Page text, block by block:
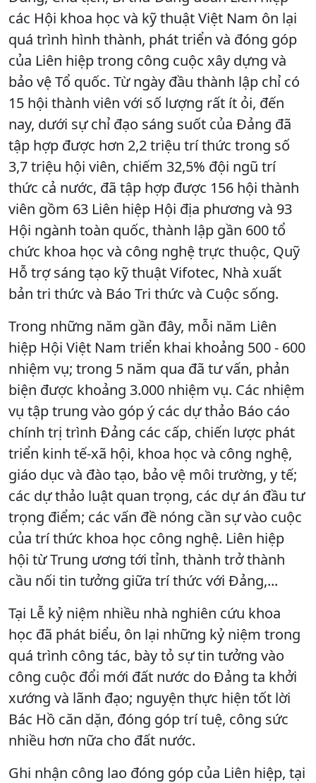
các Hội khoa học và kỹ thuật Việt Nam ôn lại
quá trình hình thành, phát triển và đóng góp
của Liên hiệp trong công cuộc xây dựng và
bảo vệ Tổ quốc. Từ ngày đầu thành lập chỉ có
15 hội thành viên với số lượng rất ít ỏi, đến
nay, dưới sự chỉ đạo sáng suốt của Đảng đã
tập hợp được hơn 2,2 triệu trí thức trong số
3,7 triệu hội viên, chiếm 32,5% đội ngũ trí
thức cả nước, đã tập hợp được 156 hội thành
viên gồm 63 Liên hiệp Hội địa phương và 93
Hội ngành toàn quốc, thành lập gần 600 tổ
chức khoa học và công nghệ trực thuộc, Quỹ
Hỗ trợ sáng tạo kỹ thuật Vifotec, Nhà xuất
bản tri thức và Báo Tri thức và Cuộc sống.
Trong những năm gần đây, mỗi năm Liên
hiệp Hội Việt Nam triển khai khoảng 500 - 600
nhiệm vụ; trong 5 năm qua đã tư vấn, phản
biện được khoảng 3.000 nhiệm vụ. Các nhiệm
vụ tập trung vào góp ý các dự thảo Báo cáo
chính trị trình Đảng các cấp, chiến lược phát
triển kinh tế-xã hội, khoa học và công nghệ,
giáo dục và đào tạo, bảo vệ môi trường, y tế;
các dự thảo luật quan trọng, các dự án đầu tư
trọng điểm; các vấn đề nóng cần sự vào cuộc
của trí thức khoa học công nghệ. Liên hiệp
hội từ Trung ương tới tỉnh, thành trở thành
cầu nối tin tưởng giữa trí thức với Đảng,...
Tại Lễ kỷ niệm nhiều nhà nghiên cứu khoa
học đã phát biểu, ôn lại những kỷ niệm trong
quá trình công tác, bày tỏ sự tin tưởng vào
công cuộc đổi mới đất nước do Đảng ta khởi
xướng và lãnh đạo; nguyện thực hiện tốt lời
Bác Hồ căn dặn, đóng góp trí tuệ, công sức
nhiều hơn nữa cho đất nước.
Ghi nhận công lao đóng góp của Liên hiệp, tại